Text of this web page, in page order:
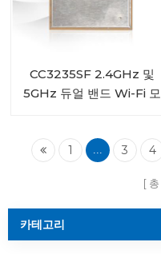
CC3235SF 2.4GHz 및
5GHz 듀얼 밴드 Wi-Fi 모
1 ... 3 4
총
카테고리